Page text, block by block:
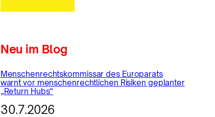
Neu im Blog
Menschenrechtskommissar des Europarats
warnt vor menschenrechtlichen Risiken geplanter
„Return Hubs“
30.7.2026